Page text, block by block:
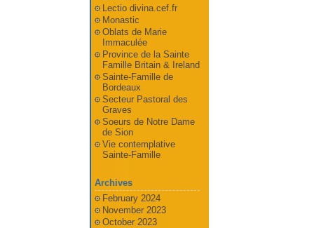
Lectio divina.cef.fr
Monastic
Oblats de Marie
Immaculée
Province de la Sainte
Famille Britain & Ireland
Sainte-Famille de
Bordeaux
Secteur Pastoral des
Graves
Soeurs de Notre Dame
de Sion
Vie contemplative
Sainte-Famille
Archives
February 2024
November 2023
October 2023